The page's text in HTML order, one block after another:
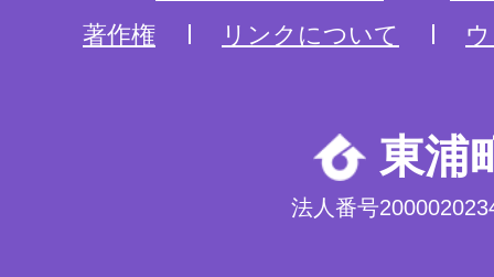
著作権
リンクについて
東浦
法人番号